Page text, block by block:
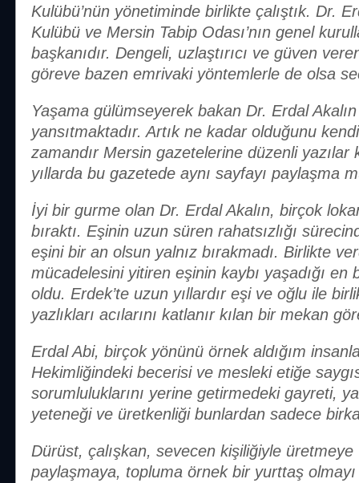
Kulübü’nün yönetiminde birlikte çalıştık. Dr.
Kulübü ve Mersin Tabip Odası’nın genel
başkanıdır. Dengeli, uzlaştırıcı ve güven
göreve bazen emrivaki yöntemlerle de olsa
Yaşama gülümseyerek bakan Dr. Erdal
yansıtmaktadır. Artık ne kadar olduğunu
zamandır Mersin gazetelerine düzenli yazılar
yıllarda bu gazetede aynı sayfayı paylaşma
İyi bir gurme olan Dr. Erdal Akalın, birçok
bıraktı. Eşinin uzun süren rahatsızlığı
eşini bir an olsun yalnız bırakmadı. Birlikte
mücadelesini yitiren eşinin kaybı yaşadığı en
oldu. Erdek’te uzun yıllardır eşi ve oğlu ile
yazlıkları acılarını katlanır kılan bir mekan
Erdal Abi, birçok yönünü örnek aldığım
Hekimliğindeki becerisi ve mesleki etiğe
sorumluluklarını yerine getirmedeki gayreti,
yeteneği ve üretkenliği bunlardan sadece
Dürüst, çalışkan, sevecen kişiliğiyle
paylaşmaya, topluma örnek bir yurttaş